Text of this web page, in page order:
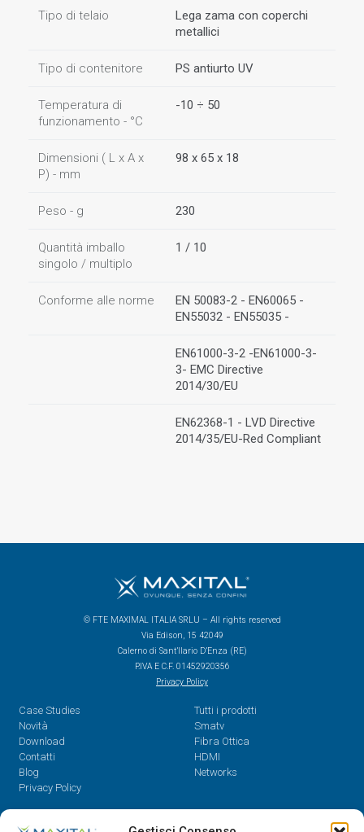
Tipo di telaio
Lega zama con coperchi
metallici
Tipo di contenitore PS antiurto UV
Temperatura di
funzionamento - °C
-10 ÷ 50
Dimensioni ( L x A x
P) - mm
98 x 65 x 18
Peso - g 230
Quantità imballo
singolo / multiplo
1 / 10
Conforme alle norme
EN 50083-2 - EN60065 -
EN55032 - EN55035 -
EN61000-3-2 -EN61000-3-
3- EMC Directive
2014/30/EU
EN62368-1 - LVD Directive
2014/35/EU-Red Compliant
© FTE MAXIMAL ITALIA SRLU – All rights reserved
Via Edison, 15 42049
Calerno di Sant’Ilario D’Enza (RE)
P.IVA E C.F. 01452920356
Privacy Policy
Case Studies
Novità
Download
Contatti
Blog
Privacy Policy
Tutti i prodotti
Smatv
Fibra Ottica
HDMI
Networks